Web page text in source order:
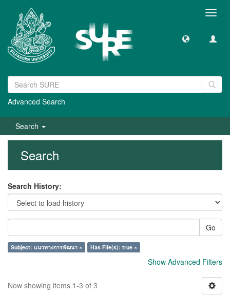
Advanced Search
Search
Search
Search History:
Go
Subject: แนวทางการพัฒนา × Has File(s): true ×
Show Advanced Filters
Now showing items 1-3 of 3